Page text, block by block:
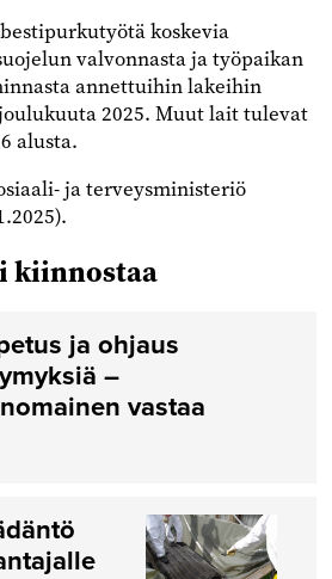
koskevia
valvonnasta ja työpaikan
annettuihin lakeihin
2025. Muut lait tulevat
alusta.
ja terveysministeriö
kiinnostaa
ja ohjaus
–
vastaa